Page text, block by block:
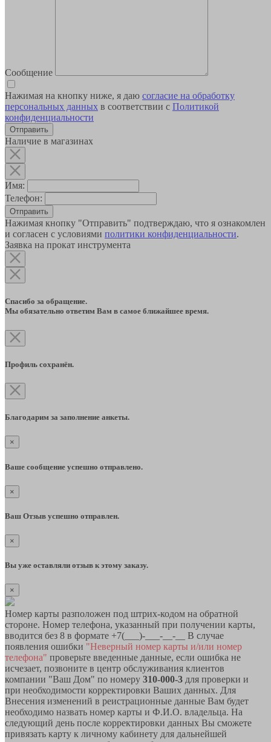
Сообщение
Нажимая на кнопку ниже, я даю согласие на обработку
персональных данных в соответствии с Политикой
конфиденциальности
Наличие в магазинах
Имя:
Телефон:
Отправить
Нажимая кнопку "Отправить" подтверждаю, что я ознакомлен
и согласен с условиями политики конфиденциальности.
Заявка на прокат инструмента
Спасибо за обращение.
Мы обязательно ответим Вам в самое ближайшее время.
Профиль сохранён.
Благодарим за заполнение анкеты.
×
Ваше сообщение успешно отправлено.
×
Ваш Отзыв успешно отправлен.
×
Вы уже оставляли отзыв к этому заказу.
×
Номер карты разположен под штрих-кодом на обратной
стороне. Номер телефона, указанный при получении карты,
вводится без 8 в формате +7(___)-___-__-__ В случае
появления ошибки "Неверный номер карты и/или номер
телефона" проверьте введенные данные, если ошибка не
исчезает, позвоните в центр обслуживания клиентов
компании "Ваш Дом" по номеру 310-000-3 для проверки и
при необходимости корректировки Ваших данных. Для
Внесения изменений в реистрационные данные Вам будет
необходимо назвать номер карты и Ф.И.О. владельца. На
следующий день после корректировки данных Вы сможете
привязать карту к личному кабинету для дальнейшей